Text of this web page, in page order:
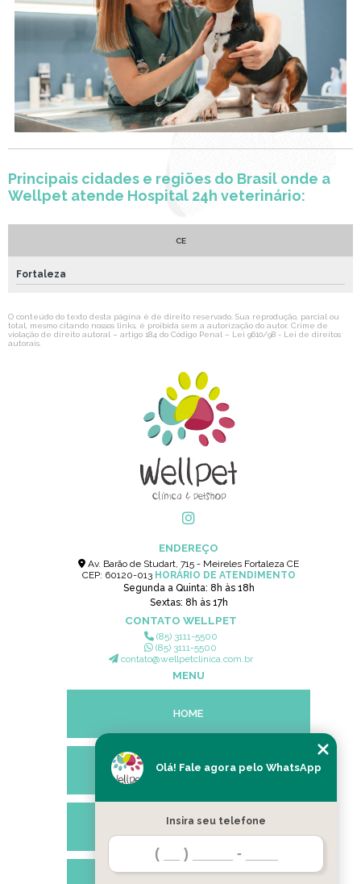
Principais cidades e regiões do Brasil onde a
Wellpet atende Hospital 24h veterinário:
CE
Fortaleza
O conteúdo do texto desta página é de direito reservado. Sua reprodução, parcial ou
total, mesmo citando nossos links, é proibida sem a autorização do autor. Crime de
violação de direito autoral – artigo 184 do Código Penal – Lei 9610/98 - Lei de direitos
autorais.
ENDEREÇO
Av. Barão de Studart, 715 - Meireles Fortaleza CE
CEP: 60120-013 HORÁRIO DE ATENDIMENTO
Segunda a Quinta: 8h às 18h
Sextas: 8h às 17h
CONTATO WELLPET
(85) 3111-5500
(85) 3111-5500
contato@wellpetclinica.com.br
MENU
HOME
EMPRESA
SERVIÇOS
Olá! Fale agora pelo WhatsApp
Insira seu telefone